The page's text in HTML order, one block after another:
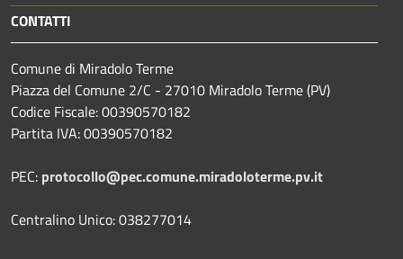
CONTATTI
Comune di Miradolo Terme
Piazza del Comune 2/C - 27010 Miradolo Terme (PV)
Codice Fiscale: 00390570182
Partita IVA: 00390570182
PEC: protocollo@pec.comune.miradoloterme.pv.it
Centralino Unico: 038277014